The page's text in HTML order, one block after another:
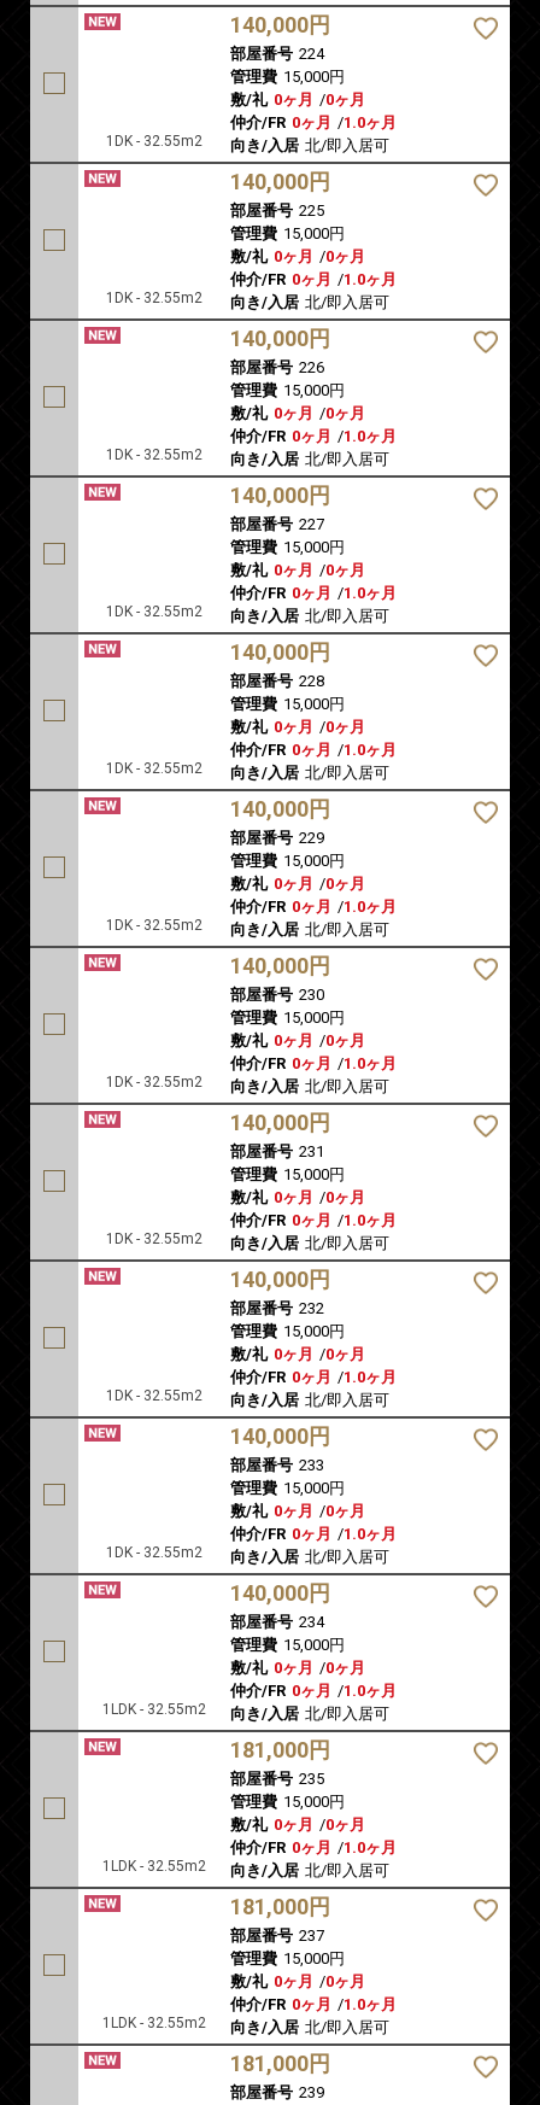
1DK - 32.55m2
140,000円
部屋番号 224
管理費 15,000円
敷/礼 0ヶ月 /0ヶ月
仲介/FR 0ヶ月 /1.0ヶ月
向き/入居 北/即入居可
1DK - 32.55m2
140,000円
部屋番号 225
管理費 15,000円
敷/礼 0ヶ月 /0ヶ月
仲介/FR 0ヶ月 /1.0ヶ月
向き/入居 北/即入居可
1DK - 32.55m2
140,000円
部屋番号 226
管理費 15,000円
敷/礼 0ヶ月 /0ヶ月
仲介/FR 0ヶ月 /1.0ヶ月
向き/入居 北/即入居可
1DK - 32.55m2
140,000円
部屋番号 227
管理費 15,000円
敷/礼 0ヶ月 /0ヶ月
仲介/FR 0ヶ月 /1.0ヶ月
向き/入居 北/即入居可
1DK - 32.55m2
140,000円
部屋番号 228
管理費 15,000円
敷/礼 0ヶ月 /0ヶ月
仲介/FR 0ヶ月 /1.0ヶ月
向き/入居 北/即入居可
1DK - 32.55m2
140,000円
部屋番号 229
管理費 15,000円
敷/礼 0ヶ月 /0ヶ月
仲介/FR 0ヶ月 /1.0ヶ月
向き/入居 北/即入居可
1DK - 32.55m2
140,000円
部屋番号 230
管理費 15,000円
敷/礼 0ヶ月 /0ヶ月
仲介/FR 0ヶ月 /1.0ヶ月
向き/入居 北/即入居可
1DK - 32.55m2
140,000円
部屋番号 231
管理費 15,000円
敷/礼 0ヶ月 /0ヶ月
仲介/FR 0ヶ月 /1.0ヶ月
向き/入居 北/即入居可
1DK - 32.55m2
140,000円
部屋番号 232
管理費 15,000円
敷/礼 0ヶ月 /0ヶ月
仲介/FR 0ヶ月 /1.0ヶ月
向き/入居 北/即入居可
1DK - 32.55m2
140,000円
部屋番号 233
管理費 15,000円
敷/礼 0ヶ月 /0ヶ月
仲介/FR 0ヶ月 /1.0ヶ月
向き/入居 北/即入居可
1LDK - 32.55m2
140,000円
部屋番号 234
管理費 15,000円
敷/礼 0ヶ月 /0ヶ月
仲介/FR 0ヶ月 /1.0ヶ月
向き/入居 北/即入居可
1LDK - 32.55m2
181,000円
部屋番号 235
管理費 15,000円
敷/礼 0ヶ月 /0ヶ月
仲介/FR 0ヶ月 /1.0ヶ月
向き/入居 北/即入居可
1LDK - 32.55m2
181,000円
部屋番号 237
管理費 15,000円
敷/礼 0ヶ月 /0ヶ月
仲介/FR 0ヶ月 /1.0ヶ月
向き/入居 北/即入居可
181,000円
部屋番号 239